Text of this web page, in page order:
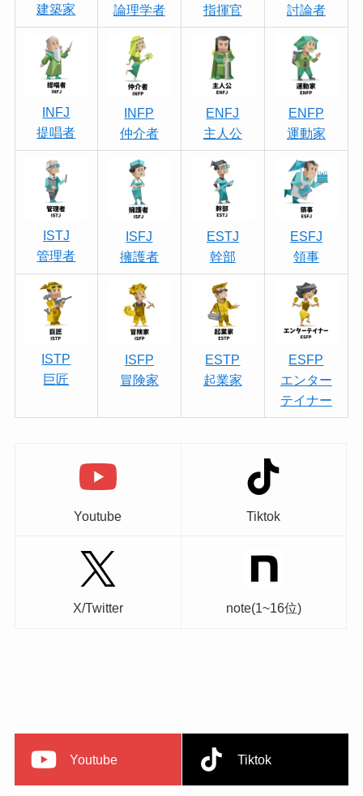
建築家
論理学者
指揮官
討論者
INFJ
提唱者
INFP
仲介者
ENFJ
主人公
ENFP
運動家
ISTJ
管理者
ISFJ
擁護者
ESTJ
幹部
ESFJ
領事
ISTP
巨匠
ISFP
冒険家
ESTP
起業家
ESFP
エンター
テイナー
Youtube Tiktok
X/Twitter note(1~16位)
Youtube Tiktok